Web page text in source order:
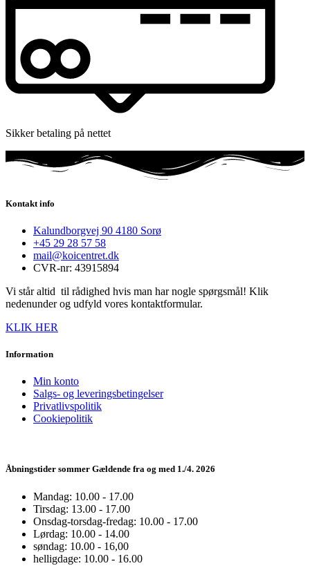
Sikker betaling på nettet
Kontakt info
Kalundborgvej 90 4180 Sorø
+45 29 28 57 58
mail@koicentret.dk
CVR-nr: 43915894
Vi står altid til rådighed hvis man har nogle spørgsmål! Klik
nedenunder og udfyld vores kontaktformular.
KLIK HER
Information
Min konto
Salgs- og leveringsbetingelser
Privatlivspolitik
Cookiepolitik
Åbningstider sommer Gældende fra og med 1./4. 2026
Mandag: 10.00 - 17.00
Tirsdag: 13.00 - 17.00
Onsdag-torsdag-fredag: 10.00 - 17.00
Lørdag: 10.00 - 14.00
søndag: 10.00 - 16,00
helligdage: 10.00 - 16.00